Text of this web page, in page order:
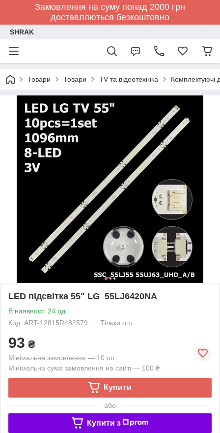
Замовлення на суму понад 2000 грн
доставляються безкоштовно
SHRAK
Товари Товари TV та відеотехніка Комплектуючі
LED підсвітка 55" LG 55LJ6420NA
В наявності 24 од.
Код: ART-12815R482579
Тільки опт
93 ₴
Мінімальне замовлення — 10 шт.
Мінімальна сума замовлення на сайті — 100 ₴
Купити
або
Купити з